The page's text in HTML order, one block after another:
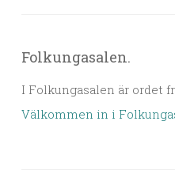
Folkungasalen.
I Folkungasalen är ordet
Välkommen in i